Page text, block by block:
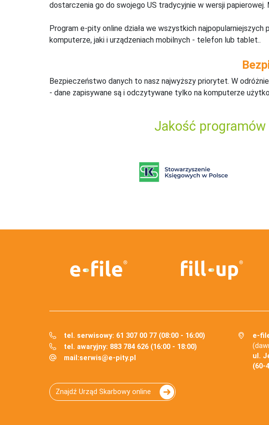
dostarczenia go do swojego US tradycyjnie w wersji
Program e-pity online działa we wszystkich
komputerze, jaki i urządzeniach mobilnych - telefon lub tablet..
Bezpieczeństwo danych to nasz najwyższy priorytet. W
- dane zapisywane są i odczytywane tylko na komputerze
Jakość
tel. serwisowy: 61 307 00 77 (08:00 - 16:00)
tel. awaryjny: 883 784 626 (16:00 - 18:00)
mail:serwis@e-pity.pl
e-
ul.
(60-
Znajdź Urząd Skarbowy online